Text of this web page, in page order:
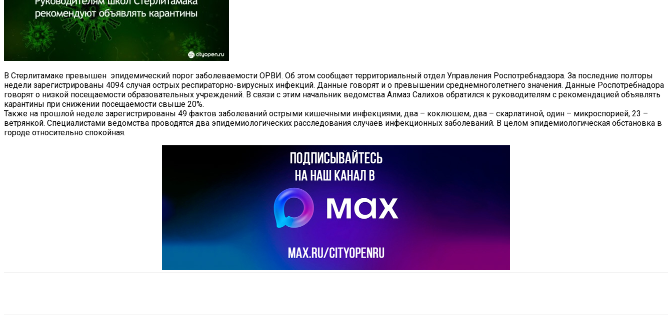
В Стерлитамаке превышен эпидемический порог заболеваемости ОРВИ. Об этом сообщает территориальный отдел Управления Роспотребнадзора. За последние полторы
недели зарегистрированы 4094 случая острых респираторно-вирусных инфекций. Данные говорят и о превышении среднемноголетнего значения. Данные Роспотребнадора
говорят о низкой посещаемости образовательных учреждений. В связи с этим начальник ведомства Алмаз Салихов обратился к руководителям с рекомендацией объявлять
карантины при снижении посещаемости свыше 20%.
Также на прошлой неделе зарегистрированы 49 фактов заболеваний острыми кишечными инфекциями, два – коклюшем, два – скарлатиной, один – микроспорией, 23 –
ветрянкой. Специалистами ведомства проводятся два эпидемиологических расследования случаев инфекционных заболеваний. В целом эпидемиологическая обстановка в
городе относительно спокойная.